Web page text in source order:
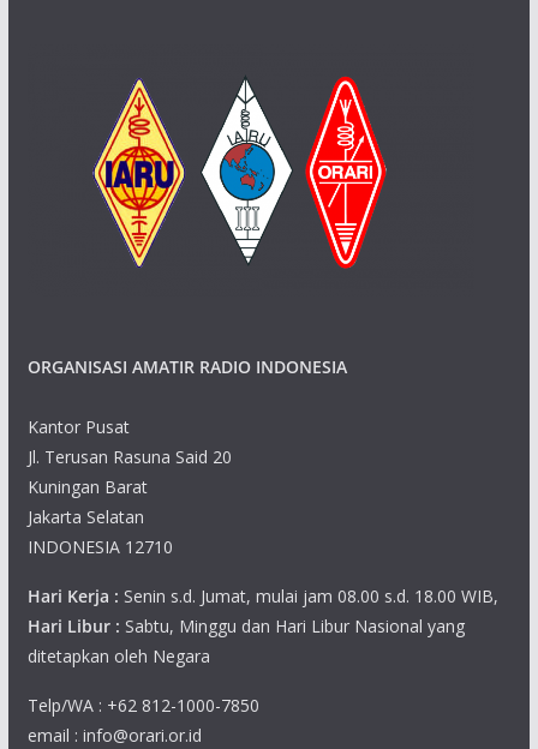
ORGANISASI AMATIR RADIO INDONESIA
Kantor Pusat
Jl. Terusan Rasuna Said 20
Kuningan Barat
Jakarta Selatan
INDONESIA 12710
Hari Kerja : Senin s.d. Jumat, mulai jam 08.00 s.d. 18.00 WIB,
Hari Libur : Sabtu, Minggu dan Hari Libur Nasional yang
ditetapkan oleh Negara
Telp/WA : +62 812-1000-7850
email : info@orari.or.id